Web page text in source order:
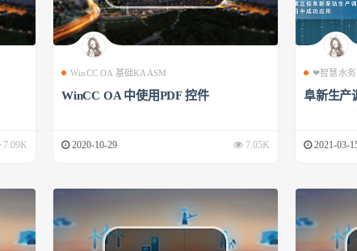
7.09K
WinCC OA 基础KAASM
WinCC OA 中使用PDF 控件
2020-10-29 7.05K
❤智慧水务
阜新生产
2021-03-